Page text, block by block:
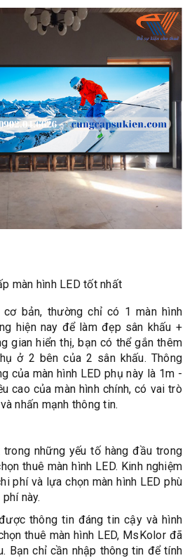
màn hình LED tốt nhất
bản, thường chỉ có 1 màn hình
hiện nay để làm đẹp sân khấu +
gian hiển thị, bạn có thể gắn thêm
ở 2 bên của 2 sân khấu. Thông
của màn hình LED phụ này là 1m -
cao của màn hình chính, có vai trò
nhấn mạnh thông tin.
những yếu tố hàng đầu trong
thuê màn hình LED. Kinh nghiệm
phí và lựa chọn màn hình LED phù
này.
thông tin đáng tin cậy và hình
thuê màn hình LED, MsKolor đã
Bạn chỉ cần nhập thông tin để tính